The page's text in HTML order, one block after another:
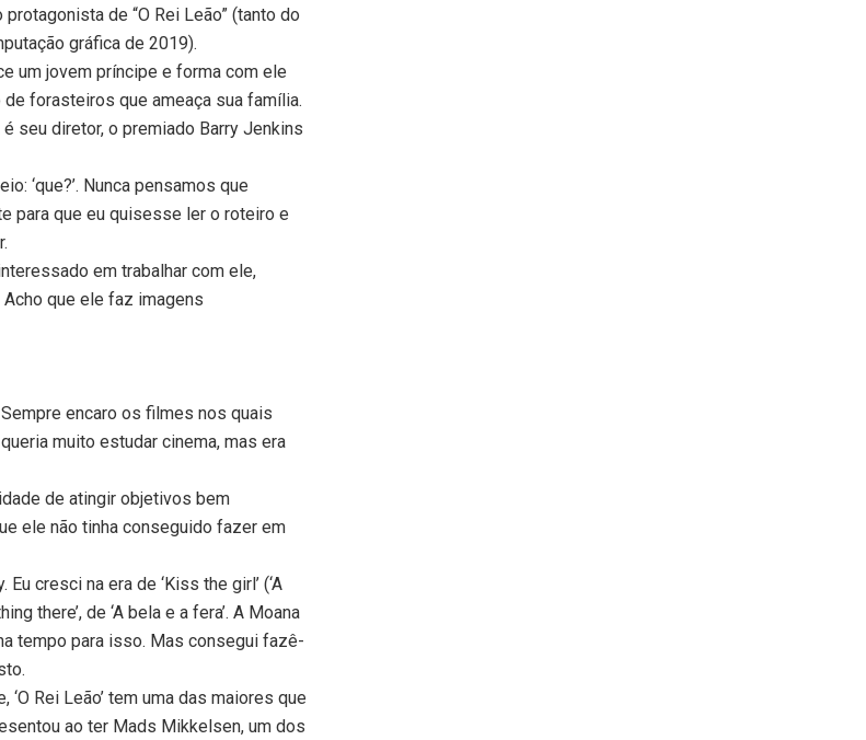
de “O Rei Leão” (tanto do
gráfica de 2019).
um jovem príncipe e forma com ele
forasteiros que ameaça sua família.
seu diretor, o premiado Barry Jenkins
‘que?’. Nunca pensamos que
para que eu quisesse ler o roteiro e
em trabalhar com ele,
que ele faz imagens
encaro os filmes nos quais
muito estudar cinema, mas era
de atingir objetivos bem
ele não tinha conseguido fazer em
cresci na era de ‘Kiss the girl’ (‘A
there’, de ‘A bela e a fera’. A Moana
tempo para isso. Mas consegui fazê-
Rei Leão’ tem uma das maiores que
ao ter Mads Mikkelsen, um dos